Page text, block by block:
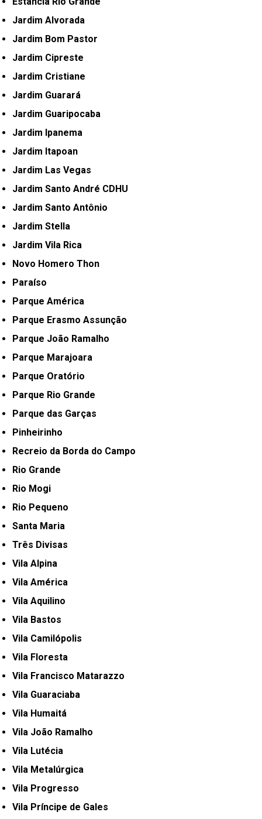
Jardim Alvorada
Jardim Bom Pastor
Jardim Cipreste
Jardim Cristiane
Jardim Guarará
Jardim Guaripocaba
Jardim Ipanema
Jardim Itapoan
Jardim Las Vegas
Jardim Santo André CDHU
Jardim Santo Antônio
Jardim Stella
Jardim Vila Rica
Novo Homero Thon
Paraíso
Parque América
Parque Erasmo Assunção
Parque João Ramalho
Parque Marajoara
Parque Oratório
Parque Rio Grande
Parque das Garças
Pinheirinho
Recreio da Borda do Campo
Rio Grande
Rio Mogi
Rio Pequeno
Santa Maria
Três Divisas
Vila Alpina
Vila América
Vila Aquilino
Vila Bastos
Vila Camilópolis
Vila Floresta
Vila Francisco Matarazzo
Vila Guaraciaba
Vila Humaitá
Vila João Ramalho
Vila Lutécia
Vila Metalúrgica
Vila Progresso
Vila Príncipe de Gales